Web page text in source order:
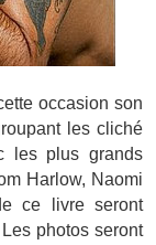
occasion son
les cliché
les plus grands
Harlow, Naomi
ce livre seront
photos seront